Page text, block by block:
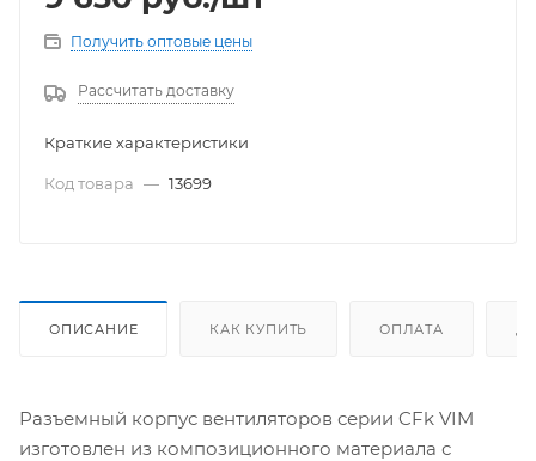
Получить оптовые цены
Рассчитать доставку
Краткие характеристики
Код товара — 13699
ОПИСАНИЕ КАК КУПИТЬ ОПЛАТА
Разъемный корпус вентиляторов серии CFk VIM
изготовлен из композиционного материала с